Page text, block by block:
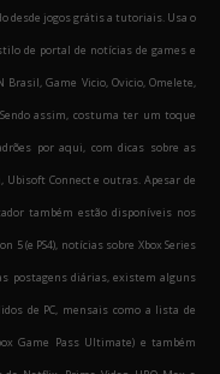
desde jogos grátis a tutoriais. Usa o
de portal de notícias de games e
Game Vicio, Ovicio, Omelete,
assim, costuma ter um toque
por aqui, com dicas sobre as
Ubisoft Connect e outras. Apesar de
também estão disponíveis nos
(e PS4), notícias sobre Xbox Series
postagens diárias, existem alguns
de PC, mensais como a lista de
Game Pass Ultimate) e também